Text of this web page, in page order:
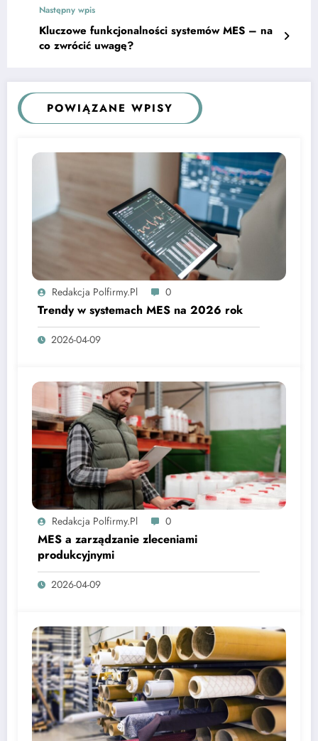
Następny wpis
Kluczowe funkcjonalności systemów MES – na
co zwrócić uwagę?
POWIĄZANE WPISY
Redakcja Polfirmy.pl 0
Trendy w systemach MES na 2026 rok
2026-04-09
Redakcja Polfirmy.pl 0
MES a zarządzanie zleceniami
produkcyjnymi
2026-04-09